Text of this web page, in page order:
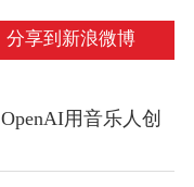
分享到新浪微博
用音乐人创